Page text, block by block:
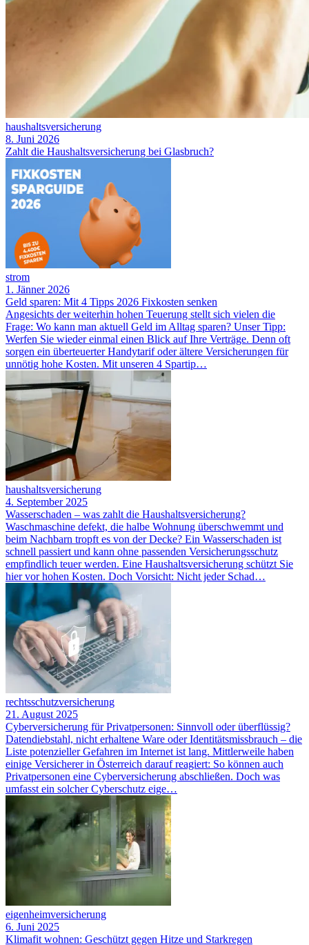
haushaltsversicherung
8. Juni 2026
Zahlt die Haushaltsversicherung bei Glasbruch?
strom
1. Jänner 2026
Geld sparen: Mit 4 Tipps 2026 Fixkosten senken
Angesichts der weiterhin hohen Teuerung stellt sich vielen die
Frage: Wo kann man aktuell Geld im Alltag sparen? Unser Tipp:
Werfen Sie wieder einmal einen Blick auf Ihre Verträge. Denn oft
sorgen ein überteuerter Handytarif oder ältere Versicherungen für
unnötig hohe Kosten. Mit unseren 4 Spartip…
haushaltsversicherung
4. September 2025
Wasserschaden – was zahlt die Haushaltsversicherung?
Waschmaschine defekt, die halbe Wohnung überschwemmt und
beim Nachbarn tropft es von der Decke? Ein Wasserschaden ist
schnell passiert und kann ohne passenden Versicherungsschutz
empfindlich teuer werden. Eine Haushaltsversicherung schützt Sie
hier vor hohen Kosten. Doch Vorsicht: Nicht jeder Schad…
rechtsschutzversicherung
21. August 2025
Cyberversicherung für Privatpersonen: Sinnvoll oder überflüssig?
Datendiebstahl, nicht erhaltene Ware oder Identitätsmissbrauch – die
Liste potenzieller Gefahren im Internet ist lang. Mittlerweile haben
einige Versicherer in Österreich darauf reagiert: So können auch
Privatpersonen eine Cyberversicherung abschließen. Doch was
umfasst ein solcher Cyberschutz eige…
eigenheimversicherung
6. Juni 2025
Klimafit wohnen: Geschützt gegen Hitze und Starkregen